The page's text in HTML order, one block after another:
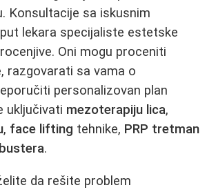
Konsultacije sa iskusnim
lekara specijaliste estetske
Oni mogu proceniti
razgovarati sa vama o
personalizovan plan
uključivati mezoterapiju lica,
, face lifting tehnike, PRP tretman
.
da rešite problem